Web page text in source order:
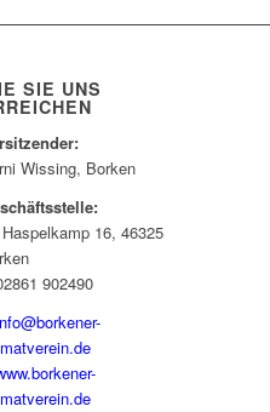
SIE UNS
Wissing, Borken
16, 46325
902490